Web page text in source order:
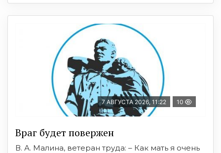
7 АВГУСТА 2026, 11:22 10
Враг будет повержен
В. А. Малина, ветеран труда: – Как мать я очень